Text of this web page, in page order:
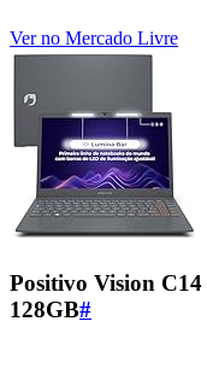
Ver no Mercado Livre
Positivo Vision
128GB#